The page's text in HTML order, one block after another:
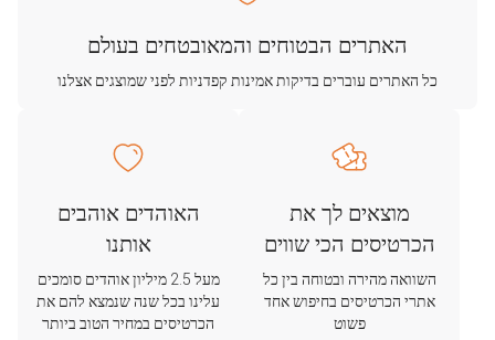
האתרים הבטוחים והמאובטחים בעולם
כל האתרים עוברים בדיקות אמינות קפדניות לפני שמוצגים אצלנו
מוצאים לך את
הכרטיסים הכי שווים
השוואה מהירה ובטוחה בין כל
אתרי הכרטיסים בחיפוש אחד
פשוט
האוהדים אוהבים
אותנו
מעל 2.5 מיליון אוהדים סומכים
עלינו בכל שנה שנמצא להם את
הכרטיסים במחיר הטוב ביותר